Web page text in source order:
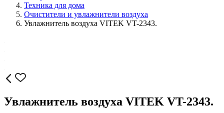
Техника для дома
Очистители и увлажнители воздуха
Увлажнитель воздуха VITEK VT-2343.
Увлажнитель воздуха VITEK VT-2343.